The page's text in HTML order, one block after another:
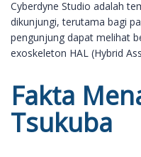
Cyberdyne Studio adalah
dikunjungi, terutama bagi
pengunjung dapat melihat
exoskeleton HAL (Hybrid
Fakta
Tsukuba